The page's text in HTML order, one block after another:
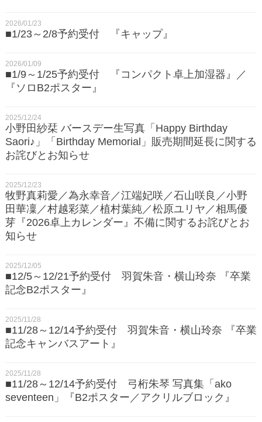
2026/01/23
■1/23～2/8予約受付 『キャップ』
2026/01/09
■1/9～1/25予約受付 『コンパクト卓上加湿器』／
『ソロB2ポスター』
2025/12/24
小野田紗栞 バースデー生写真「Happy Birthday
Saori♪」「Birthday Memorial」販売期間延長に関する
お詫びとお知らせ
2025/12/23
牧野真莉愛／為永幸音／江端妃咲／石山咲良／小野
田華凜／村越彩菜／植村葉純／松原ユリヤ／相馬優
芽『2026卓上カレンダー』不備に関するお詫びとお
知らせ
2025/12/05
■12/5～12/21予約受付 羽賀朱音・横山玲奈 『卒業
記念B2ポスター』
2025/11/28
■11/28～12/14予約受付 羽賀朱音・横山玲奈 『卒業
記念キャンバスアート』
2025/11/28
■11/28～12/14予約受付 弓桁朱琴 写真集「ako
seventeen」『B2ポスター／アクリルブロック』